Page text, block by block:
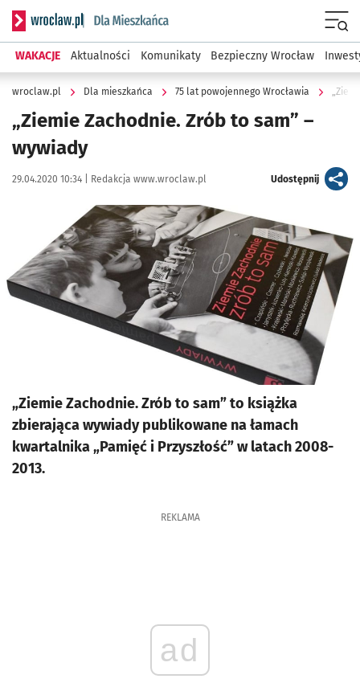
Serwis informacyjny wroclaw.pl podserwis: Dla mieszkańca
WAKACJE Aktualności Komunikaty Bezpieczny Wrocław
wroclaw.pl Dla mieszkańca 75 lat powojennego Wrocławia
„Ziemie Zachodnie. Zrób to sam” –
wywiady
Data publikacji:
29.04.2020 10:34 | Autor:
Redakcja www.wroclaw.pl Udostępnijartykuł
Kliknij, aby powiększyć
„Ziemie Zachodnie. Zrób to sam” to książka
zbierająca wywiady publikowane na łamach
kwartalnika „Pamięć i Przyszłość” w latach 2008-
2013.
REKLAMA
ad